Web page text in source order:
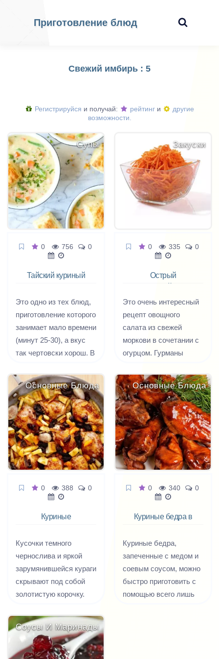
Приготовление блюд
Свежий имбирь : 5
Регистрируйся и получай: рейтинг и
другие
возможности.
Супы
0 756 0
Тайский куриный
Это одно из тех блюд,
приготовление которого
занимает мало времени
(минут 25-30), а вкус
так чертовски хорош. В
куриный суп-палео с
чили-соусом - обычное
повседневное блюдо, а
для нас - очень даже
необычное и весьма
вкусное. И расшифрую,
что значит палео:
палео - это без
добавок (без
уксуса и т.д).
Закуски
0 335 0
Острый
Это очень интересный
рецепт овощного
салата из свежей
моркови в сочетании с
огурцом. Гурманы
моркови с остро-пряной
заправкой из соевого
соуса с чесноком и
имбирем.
Основные Блюда
0 388 0
Куриные
Кусочки темного
чернослива и яркой
зарумянившейся кураги
скрывают под собой
золотистую корочку.
аромат манит всех
обитателей дома на
кухню, тянет и
Основные Блюда
0 340 0
Куриные бедра в
Куриные бедра,
запеченные с медом и
соевым соусом, можно
быстро приготовить с
помощью всего лишь
Соусы И Маринады